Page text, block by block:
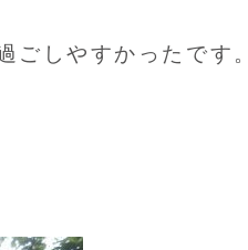
ごしやすかったです。